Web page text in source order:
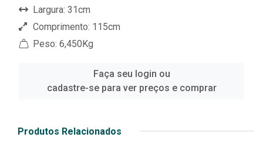
Largura: 31cm
Comprimento: 115cm
Peso: 6,450Kg
Faça seu login ou
cadastre-se para ver preços e comprar
Produtos Relacionados